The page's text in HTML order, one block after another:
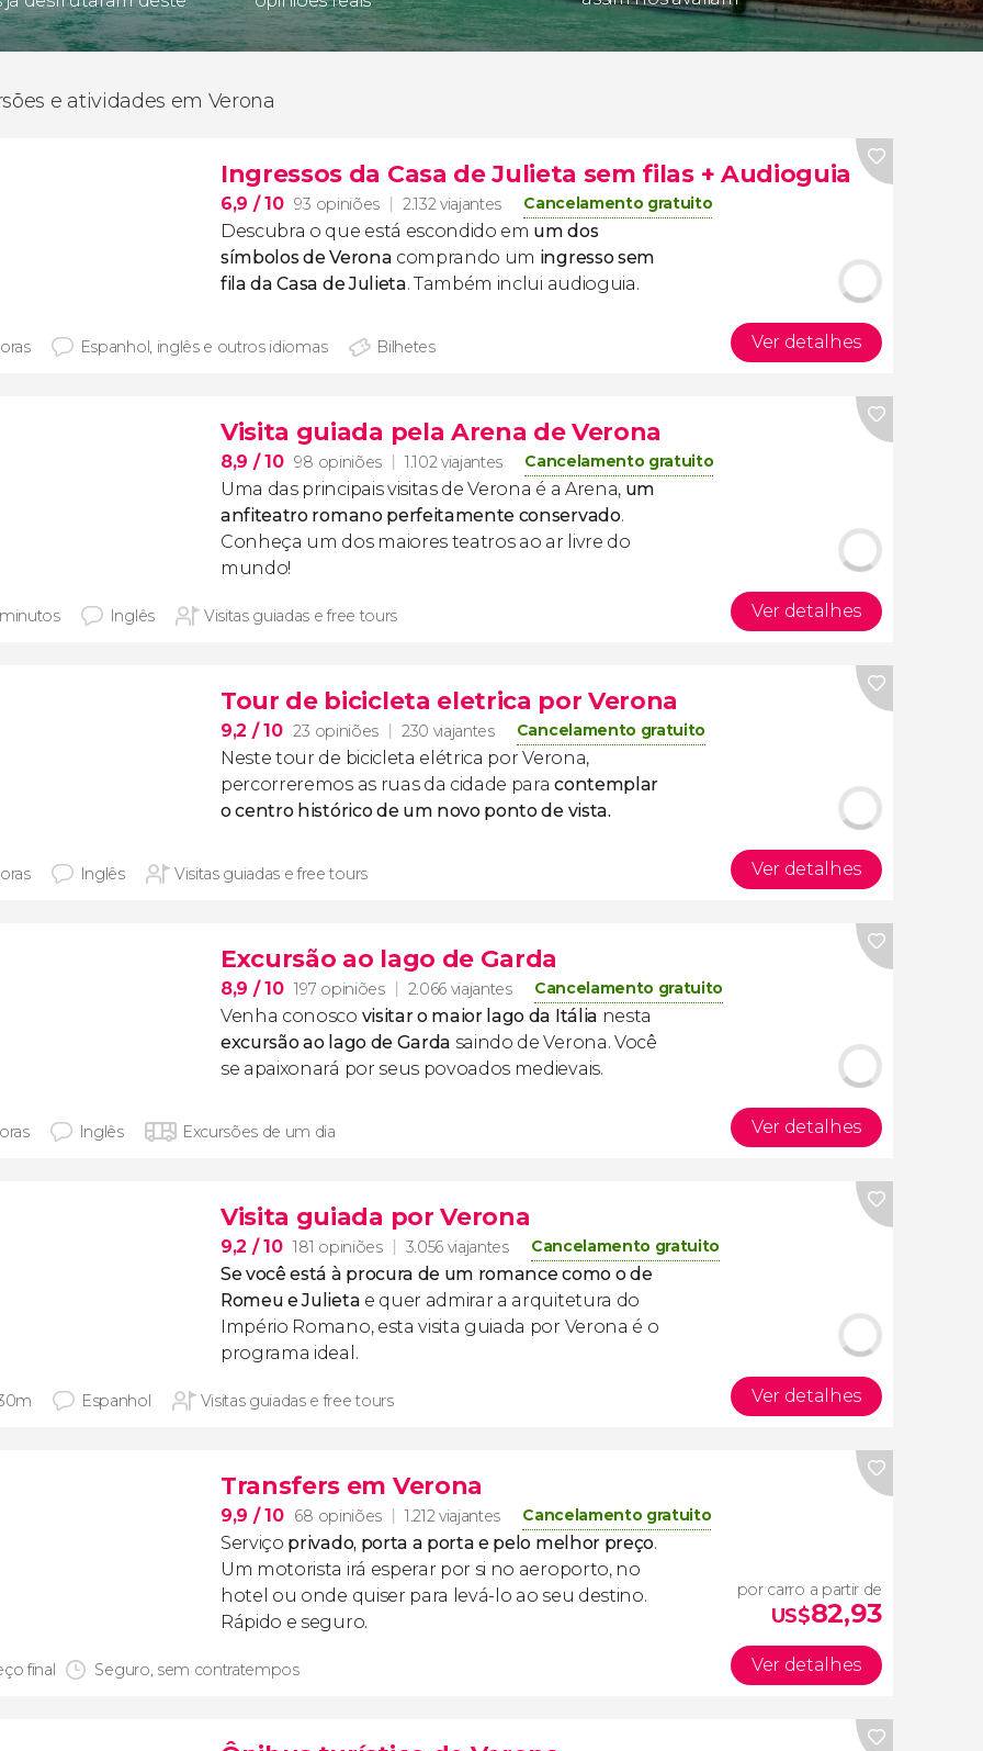
e atividades em Verona
Ingressos da Casa de Julieta sem filas + Audioguia
6,9 / 10 93 opiniões 2.132 viajantes Cancelamento gratuito
Descubra o que está escondido em um dos
símbolos de Verona comprando um ingresso sem
fila da Casa de Julieta. Também inclui audioguia.
Espanhol, inglês e outros idiomas Bilhetes Ver detalhes
Visita guiada pela Arena de Verona
8,9 / 10 98 opiniões 1.102 viajantes Cancelamento gratuito
Uma das principais visitas de Verona é a Arena, um
anfiteatro romano perfeitamente conservado.
Conheça um dos maiores teatros ao ar livre do
mundo!
Inglês Visitas guiadas e free tours Ver detalhes
Tour de bicicleta eletrica por Verona
9,2 / 10 23 opiniões 230 viajantes Cancelamento gratuito
Neste tour de bicicleta elétrica por Verona,
percorreremos as ruas da cidade paracontemplar
o centro histórico de um novo ponto de vista.
Inglês Visitas guiadas e free tours Ver detalhes
Excursão ao lago de Garda
8,9 / 10 197 opiniões 2.066 viajantes Cancelamento gratuito
Venha conosco visitar o maior lago da Itália nesta
excursão ao lago de Garda saindo de Verona. Você
se apaixonará por seus povoados medievais.
Inglês Excursões de um dia Ver detalhes
Visita guiada por Verona
9,2 / 10 181 opiniões 3.056 viajantes Cancelamento gratuito
Se você está à procura de um romance como o de
Romeu e Julieta e quer admirar a arquitetura do
Império Romano, esta visita guiada por Verona é o
programa ideal.
Espanhol Visitas guiadas e free tours Ver detalhes
Transfers em Verona
9,9 / 10 68 opiniões 1.212 viajantes Cancelamento gratuito
Serviço privado, porta a porta e pelo melhor preço.
Um motorista irá esperar por si no aeroporto, no
hotel ou onde quiser para levá-lo ao seu destino.
Rápido e seguro.
final Seguro, sem contratempos
por carro a partir de
US$82,93
Ver detalhes